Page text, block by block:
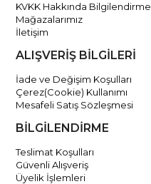
KVKK Hakkında Bilgilendirme
Mağazalarımız
İletişim
ALIŞVERİŞ BİLGİLERİ
İade ve Değişim Koşulları
Çerez(Cookie) Kullanımı
Mesafeli Satış Sözleşmesi
BİLGİLENDİRME
Teslimat Koşulları
Güvenli Alışveriş
Üyelik İşlemleri